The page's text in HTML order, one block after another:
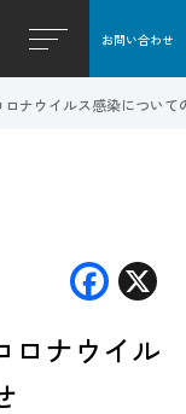
お問い合わせ
ナウイルス感染について
F
e
ロナウイル